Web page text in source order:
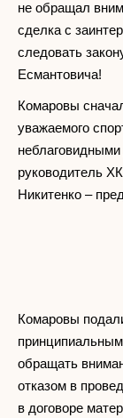
не обращал
сделка с
следовать
Есмантовича!
Комаровы
уважаемого
руководитель
Никитенко –
Комаровы
обращать
отказом в
в договоре